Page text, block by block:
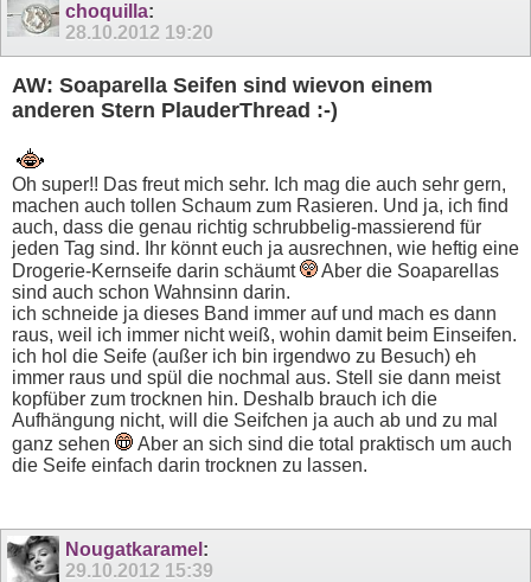
choquilla:
28.10.2012 19:20
AW: Soaparella Seifen sind wievon einem
anderen Stern PlauderThread :-)
Oh super!! Das freut mich sehr. Ich mag die auch sehr gern,
machen auch tollen Schaum zum Rasieren. Und ja, ich find
auch, dass die genau richtig schrubbelig-massierend für
jeden Tag sind. Ihr könnt euch ja ausrechnen, wie heftig eine
Drogerie-Kernseife darin schäumt
Aber die Soaparellas
sind auch schon Wahnsinn darin.
ich schneide ja dieses Band immer auf und mach es dann
raus, weil ich immer nicht weiß, wohin damit beim Einseifen.
ich hol die Seife (außer ich bin irgendwo zu Besuch) eh
immer raus und spül die nochmal aus. Stell sie dann meist
kopfüber zum trocknen hin. Deshalb brauch ich die
Aufhängung nicht, will die Seifchen ja auch ab und zu mal
ganz sehen
Aber an sich sind die total praktisch um auch
die Seife einfach darin trocknen zu lassen.
Nougatkaramel :
29.10.2012 15:39